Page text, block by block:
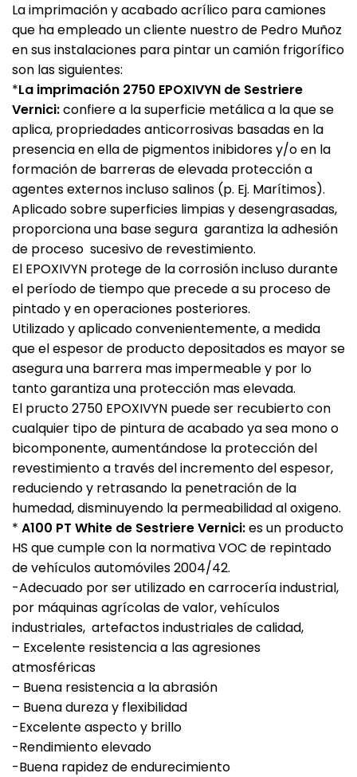
La imprimación y acabado acrílico para camiones
que ha empleado un cliente nuestro de Pedro Muñoz
en sus instalaciones para pintar un camión frigorífico
son las siguientes:
*La imprimación 2750 EPOXIVYN de Sestriere
Vernici:confiere a la superficie metálica a la que se
aplica, propriedades anticorrosivas basadas en la
presencia en ella de pigmentos inibidores y/o en la
formación de barreras de elevada protección a
agentes externos incluso salinos (p. Ej. Marítimos).
Aplicado sobre superficies limpias y desengrasadas,
proporciona una base segura garantiza la adhesión
de proceso sucesivo de revestimiento.
El EPOXIVYN protege de la corrosión incluso durante
el período de tiempo que precede a su proceso de
pintado y en operaciones posteriores.
Utilizado y aplicado convenientemente, a medida
que el espesor de producto depositados es mayor se
asegura una barrera mas impermeable y por lo
tanto garantiza una protección mas elevada.
El pructo 2750 EPOXIVYN puede ser recubierto con
cualquier tipo de pintura de acabado ya sea mono o
bicomponente, aumentándose la protección del
revestimiento a través del incremento del espesor,
reduciendo y retrasando la penetración de la
humedad, disminuyendo la permeabilidad al oxigeno.
* A100 PT White de Sestriere Vernici:es un producto
HS que cumple con la normativa VOC de repintado
de vehículos automóviles 2004/42.
-Adecuado por ser utilizado en carrocería industrial,
por máquinas agrícolas de valor, vehículos
industriales, artefactos industriales de calidad,
– Excelente resistencia a las agresiones
atmosféricas
– Buena resistencia a la abrasión
– Buena dureza y flexibilidad
-Excelente aspecto y brillo
-Rendimiento elevado
-Buena rapidez de endurecimiento